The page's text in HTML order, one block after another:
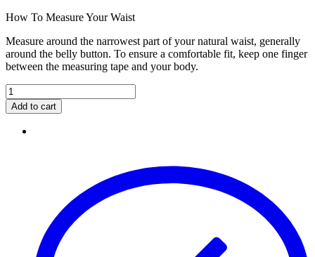
How To Measure Your Waist
Measure around the narrowest part of your natural waist, generally
around the belly button. To ensure a comfortable fit, keep one finger
between the measuring tape and your body.
Add to cart